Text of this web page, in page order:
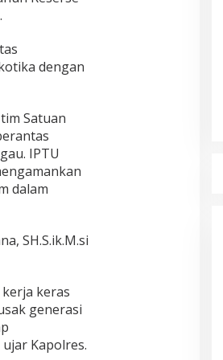
dengan
Satuan
IPTU
dalam
SH.S.ik.M.si
keras
generasi
Kapolres.